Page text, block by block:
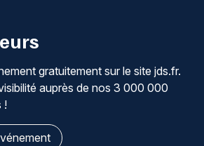
gratuitement sur le site jds.fr.
auprès de nos 3 000 000
!